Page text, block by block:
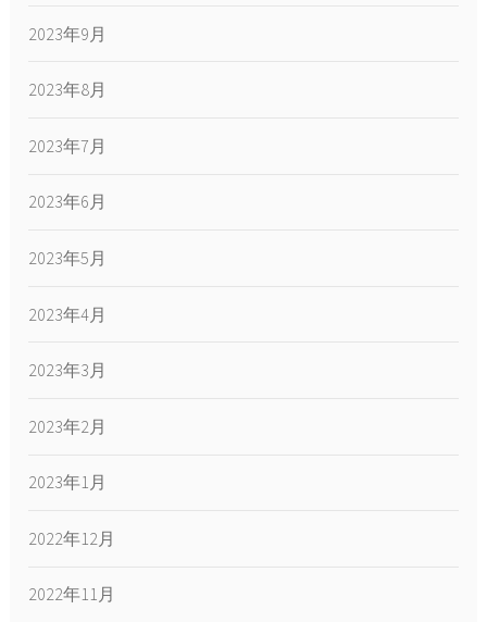
2023年9月
2023年8月
2023年7月
2023年6月
2023年5月
2023年4月
2023年3月
2023年2月
2023年1月
2022年12月
2022年11月